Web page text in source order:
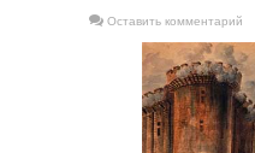
Оставить комментарий